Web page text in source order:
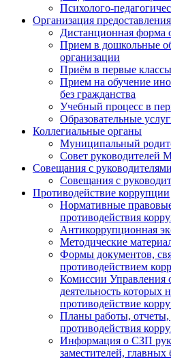
Психолого-
Организация
Дистанционная форма
Прием в дошкольные
организации
Приём в первые классы
Прием на обучение
без гражданства
Учебный процесс в
Образовательные
Коллегиальные органы
Муниципальный
Совет руководителей
Совещания с
Совещания с
Противодействие коррупции
Нормативные
противодействия
Антикоррупционная
Методические
Формы документов,
противодействием
Комиссии Управления
деятельность которых
противодействие
Планы работы,
противодействия
Информация о СЗП
заместителей, главных